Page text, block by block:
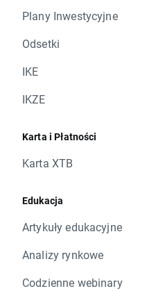
Plany Inwestycyjne
Odsetki
IKE
IKZE
Karta i Płatności
Karta XTB
Edukacja
Artykuły edukacyjne
Analizy rynkowe
Codzienne webinary